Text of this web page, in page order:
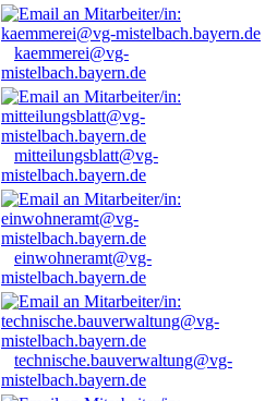
kaemmerei@vg-
mistelbach.bayern.de
mitteilungsblatt@vg-
mistelbach.bayern.de
einwohneramt@vg-
mistelbach.bayern.de
technische.bauverwaltung@vg-
mistelbach.bayern.de